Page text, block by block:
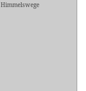
Himmelswege